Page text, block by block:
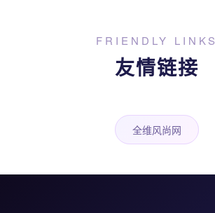
FRIENDLY LINKS
友情链接
全维风尚网